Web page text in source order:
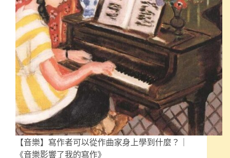
【音樂】寫作者可以從作曲家身上學到什麼？｜
《音樂影響了我的寫作》